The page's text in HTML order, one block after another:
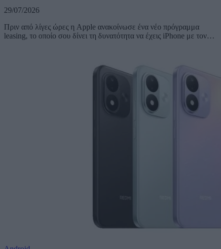
29/07/2026
Πριν από λίγες ώρες η Apple ανακοίνωσε ένα νέο πρόγραμμα
leasing, το οποίο σου δίνει τη δυνατότητα να έχεις iPhone με τον…